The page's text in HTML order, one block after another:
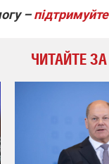
–
ЧИТАЙТЕ